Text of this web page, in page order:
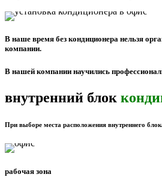
В наше время без кондиционера нельзя
компании.
В нашей компании научились
внутренний блок
При выборе места расположения внутреннего
рабочая зона